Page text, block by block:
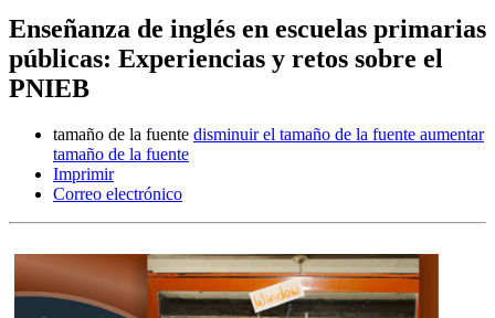
Enseñanza de inglés en escuelas primarias
públicas: Experiencias y retos sobre el
PNIEB
tamaño de la fuente disminuir el tamaño de la fuente aumentar
tamaño de la fuente
Imprimir
Correo electrónico